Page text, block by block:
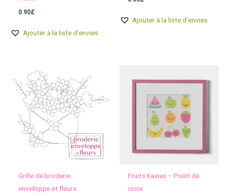
0.90£
Ajouter à la liste d'envies
Ajouter à la liste d'envies
Grille de broderie:
enveloppe et fleurs
Fruits Kawaii – Point de
croix